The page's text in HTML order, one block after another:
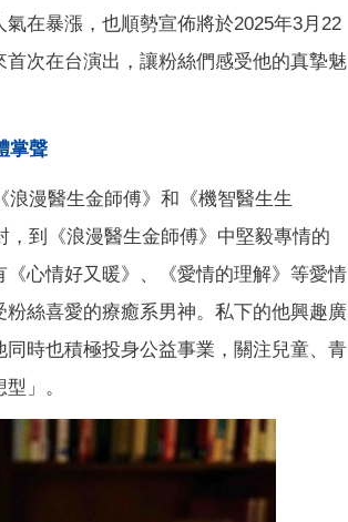
在暴漲，也順勢宣佈將於2025年3月22
首次在台演出，讓粉絲們感受他的真摯魅
掌聲
漫醫生金師傅》和《機智醫生生
到《浪漫醫生金師傅》中堅毅專情的
心情好又暖》、《愛情的理解》等愛情
絲喜愛的療癒系男神。私下的他興趣廣
時也積極投身公益事業，關注兒童、青
」。